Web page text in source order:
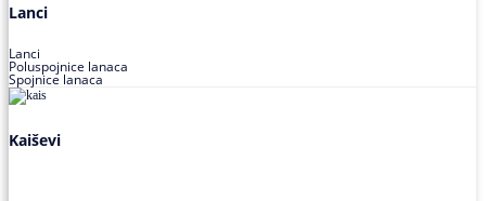
Lanci
Lanci
Poluspojnice lanaca
Spojnice lanaca
Kaiševi